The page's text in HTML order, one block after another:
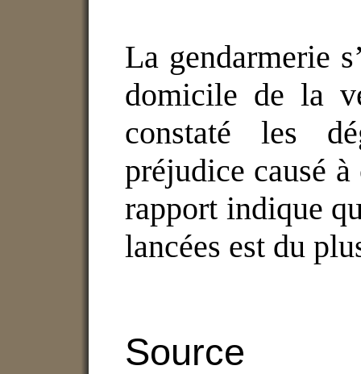
La gendarmerie
domicile de la
constaté les
préjudice causé
rapport indique
lancées est du
Source